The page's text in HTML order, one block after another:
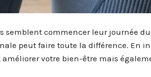
semblent commencer leur journée
peut faire toute la différence. En
votre bien-être mais